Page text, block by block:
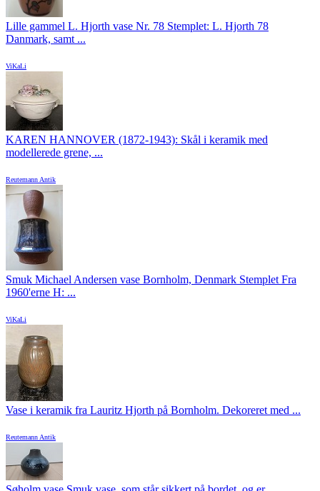
Lille gammel L. Hjorth vase Nr. 78 Stemplet: L. Hjorth 78
Danmark, samt ...
ViKaLi
KAREN HANNOVER (1872-1943): Skål i keramik med
modellerede grene, ...
Reutemann Antik
Smuk Michael Andersen vase Bornholm, Denmark Stemplet Fra
1960'erne H: ...
ViKaLi
Vase i keramik fra Lauritz Hjorth på Bornholm. Dekoreret med ...
Reutemann Antik